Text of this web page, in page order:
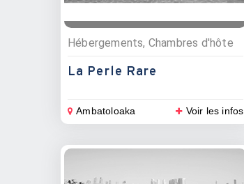
Hébergements, Chambres d'hôte
La Perle Rare
Ambatoloaka Voir les infos